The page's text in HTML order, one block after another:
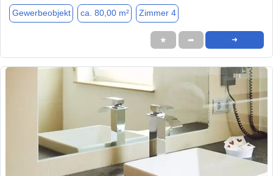
Gewerbeobjekt ca. 80,00 m² Zimmer 4
★ ➦ ➜